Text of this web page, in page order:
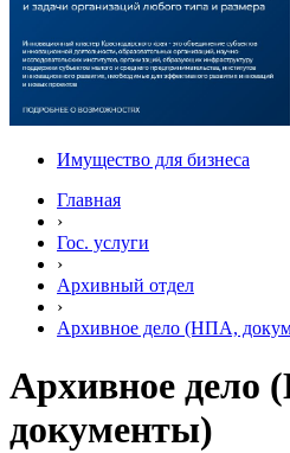
Имущество для бизнеса
Главная
›
Гос. услуги
›
Архивный отдел
›
Архивное дело (НПА,
Архивное дело
документы)